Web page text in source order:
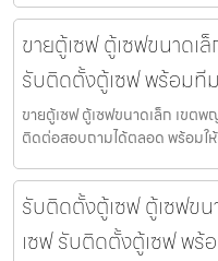
ขายตู้เซฟ ตู้เซฟขนาดเ
รับติดตั้งตู้เซฟ พร้อมที
ขายตู้เซฟ ตู้เซฟขนาดเล็ก เขต
ติดต่อสอบถามได้ตลอด พร้อมใ
รับติดตั้งตู้เซฟ ตู้เซฟข
เซฟ รับติดตั้งตู้เซฟ พร้